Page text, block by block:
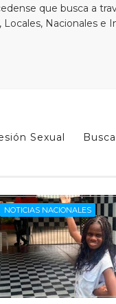
que busca a
Nacionales e
Sexual
NOTICIAS NACIONALES